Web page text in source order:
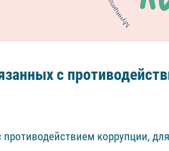
с
коррупции,